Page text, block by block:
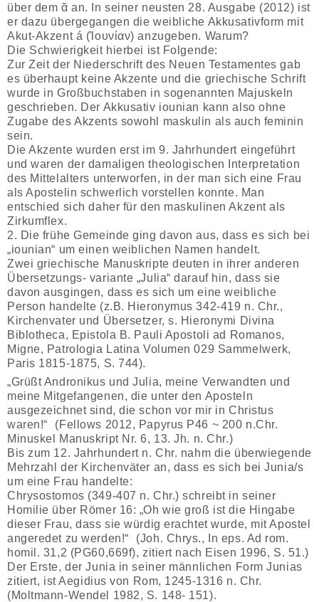
über dem ᾶ an. In seiner neusten 28. Ausgabe (2012) ist
er dazu übergegangen die weibliche Akkusativform mit
Akut-Akzent á (Ἰουνίαν) anzugeben. Warum?
Die Schwierigkeit hierbei ist Folgende:
Zur Zeit der Niederschrift des Neuen Testamentes gab
es überhaupt keine Akzente und die griechische Schrift
wurde in Großbuchstaben in sogenannten Majuskeln
geschrieben. Der Akkusativ iounian kann also ohne
Zugabe des Akzents sowohl maskulin als auch feminin
sein.
Die Akzente wurden erst im 9. Jahrhundert eingeführt
und waren der damaligen theologischen Interpretation
des Mittelalters unterworfen, in der man sich eine Frau
als Apostelin schwerlich vorstellen konnte. Man
entschied sich daher für den maskulinen Akzent als
Zirkumflex.
2. Die frühe Gemeinde ging davon aus, dass es sich bei
„iounian“ um einen weiblichen Namen handelt.
Zwei griechische Manuskripte deuten in ihrer anderen
Übersetzungs- variante „Julia“ darauf hin, dass sie
davon ausgingen, dass es sich um eine weibliche
Person handelte (z.B. Hieronymus 342-419 n. Chr.,
Kirchenvater und Übersetzer, s. Hieronymi Divina
Biblotheca, Epistola B. Pauli Apostoli ad Romanos,
Migne, Patrologia Latina Volumen 029 Sammelwerk,
Paris 1815-1875, S. 744).
„Grüßt Andronikus und Julia, meine Verwandten und
meine Mitgefangenen, die unter den Aposteln
ausgezeichnet sind, die schon vor mir in Christus
waren!“ (Fellows 2012, Papyrus P46 ~ 200 n.Chr.
Minuskel Manuskript Nr. 6, 13. Jh. n. Chr.)
Bis zum 12. Jahrhundert n. Chr. nahm die überwiegende
Mehrzahl der Kirchenväter an, dass es sich bei Junia/s
um eine Frau handelte:
Chrysostomos (349-407 n. Chr.) schreibt in seiner
Homilie über Römer 16: „Oh wie groß ist die Hingabe
dieser Frau, dass sie würdig erachtet wurde, mit Apostel
angeredet zu werden!“ (Joh. Chrys., In eps. Ad rom.
homil. 31,2 (PG60,669f), zitiert nach Eisen 1996, S. 51.)
Der Erste, der Junia in seiner männlichen Form Junias
zitiert, ist Aegidius von Rom, 1245-1316 n. Chr.
(Moltmann-Wendel 1982, S. 148- 151).